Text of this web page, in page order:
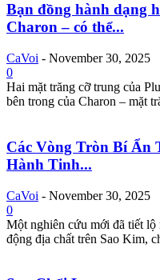
Bạn đồng hành dạng
Charon – có thể...
CaVoi - November 30, 2025
0
Hai mặt trăng cỡ trung của
bên trong của Charon – mặt
Các Vòng Tròn Bí Ẩn
Hành Tinh...
CaVoi - November 30, 2025
0
Một nghiên cứu mới đã tiết lộ
động địa chất trên Sao Kim,